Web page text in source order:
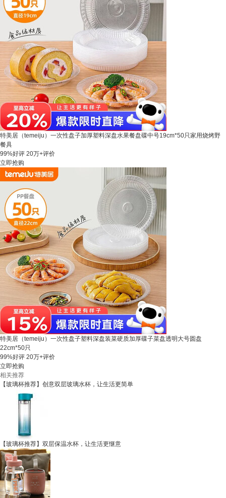
特美居（temeiju）一次性盘子加厚塑料深盘水果餐盘碟中号19cm*50只家用烧烤野
餐具
99%好评 20万+评价
立即抢购
特美居（temeiju）一次性盘子塑料深盘装菜硬质加厚碟子菜盘透明大号圆盘
22cm*50只
99%好评 20万+评价
立即抢购
相关推荐
【玻璃杯推荐】创意双层玻璃水杯，让生活更简单
【玻璃杯推荐】双层保温水杯，让生活更惬意